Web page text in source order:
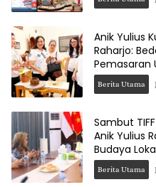
Anik Yulius
Raharjo:
Pemasaran
Berita Utama
Sambut
Anik Yulius
Budaya
Berita Utama